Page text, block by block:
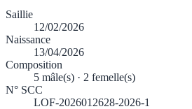
Saillie
12/02/2026
Naissance
13/04/2026
Composition
5 mâle(s) · 2 femelle(s)
N° SCC
LOF-2026012628-2026-1